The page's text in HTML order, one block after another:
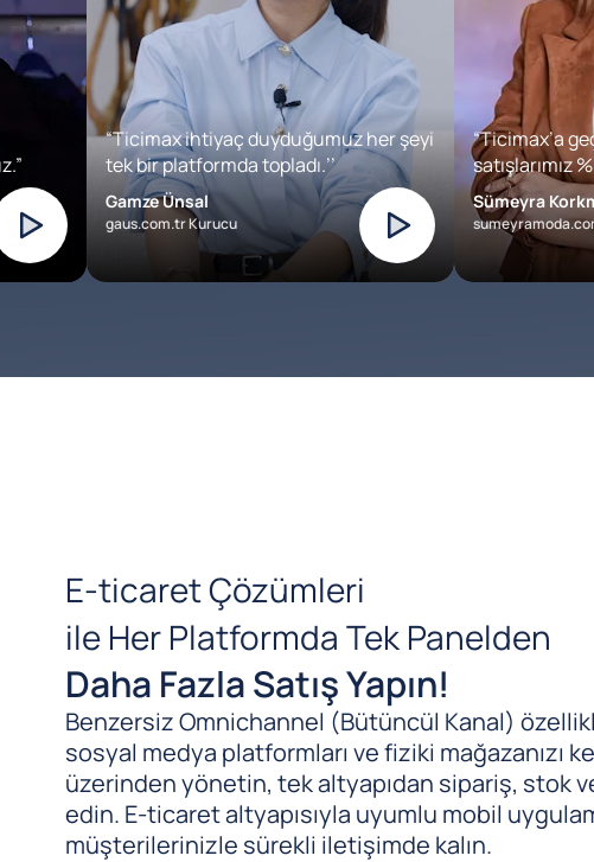
“Ticimax ihtiyaç duyduğumuz her şeyi
tek bir platformda topladı.’’
Gamze Ünsal
gaus.com.tr Kurucu
“Ticimax’a
satışlarımız
Sümeyra
E-ticaret Çözümleri
ile Her Platformda Tek Panelden
Daha Fazla Satış Yapın!
Benzersiz Omnichannel (Bütüncül Kanal)
sosyal medya platformları ve fiziki mağazanızı
üzerinden yönetin, tek altyapıdan sipariş, stok
edin. E-ticaret altyapısıyla uyumlu mobil
müşterilerinizle sürekli iletişimde kalın.